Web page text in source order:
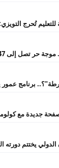
برنامج عمور
جديدة مع
يختتم دورته